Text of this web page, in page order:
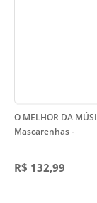
O MELHOR DA
Mascarenhas-
R$ 132,99